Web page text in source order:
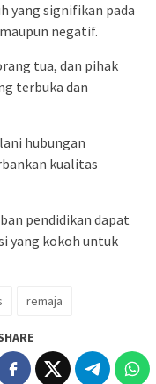
yang signifikan pada
negatif.
tua, dan pihak
terbuka dan
hubungan
kualitas
pendidikan dapat
yang kokoh untuk
remaja